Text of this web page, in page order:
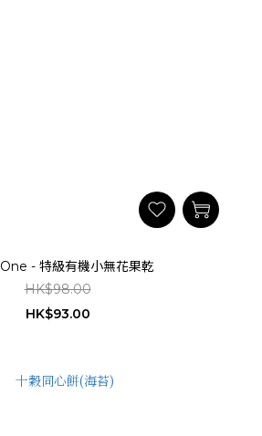
- 特級有機小無花果乾
HK$98.00
HK$93.00